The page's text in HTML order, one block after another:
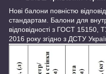
Нові балони повністю
стандартам. Балони для
відповідності з ГОСТ 15150,
2016 року згідно з ДСТУ